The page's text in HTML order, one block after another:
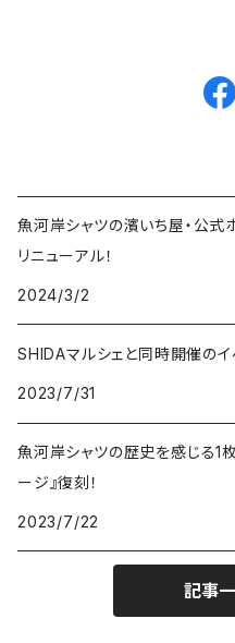
魚河岸シャツの濱いち屋・公
リニューアル！
2024/3/2
SHIDAマルシェと同時開催のイ
2023/7/31
魚河岸シャツの歴史を感じる1
ージ』復刻！
2023/7/22
記事